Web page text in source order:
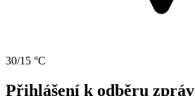
30/15 °C
Přihlášení k odběru zpráv